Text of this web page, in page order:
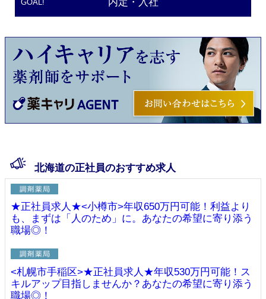
GOAL!
北海道の正社員のおすすめ求人
★正社員求人★<小樽市>年収650万円可能！利益より
も、まずは「人のため」に。あなたの希望に寄り添う
職場◎！
<札幌市手稲区>★正社員求人★年収530万円可能！ス
キルアップ目指しませんか？あなたの希望に寄り添う
職場◎！